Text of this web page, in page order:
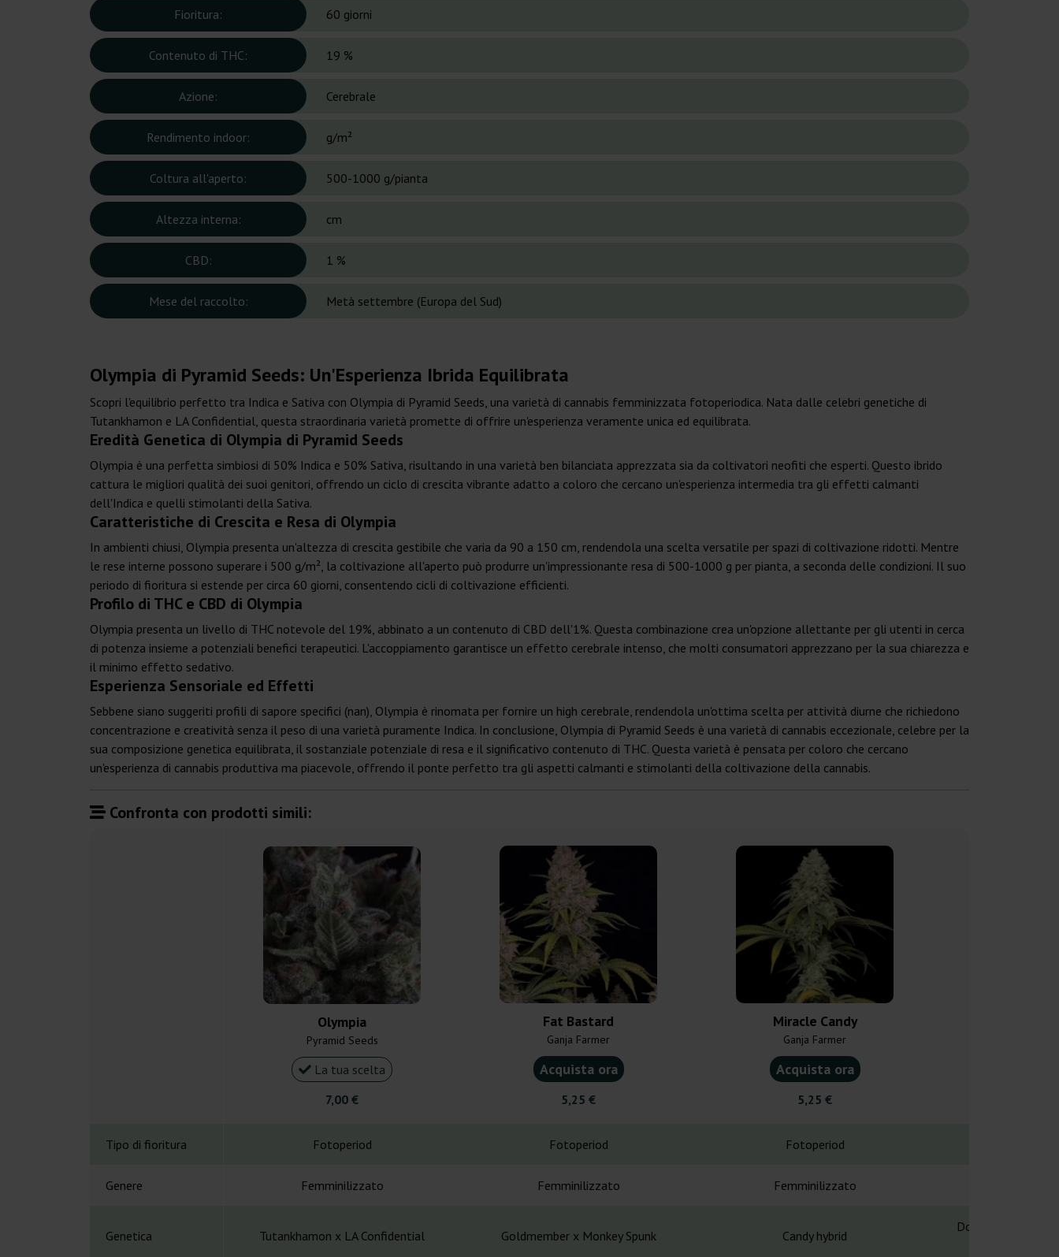
Fioritura: 60 giorni
Contenuto di THC: 19 %
Azione: Cerebrale
Rendimento indoor: g/m²
Coltura all'aperto: 500-1000 g/pianta
Altezza interna: cm
CBD: 1 %
Mese del raccolto: Metà settembre (Europa del Sud)
Olympia di Pyramid Seeds: Un'Esperienza Ibrida Equilibrata
Scopri l'equilibrio perfetto tra Indica e Sativa con Olympia di Pyramid Seeds, una varietà di cannabis femminizzata fotoperiodica. Nata dalle celebri genetiche di
Tutankhamon e LA Confidential, questa straordinaria varietà promette di offrire un'esperienza veramente unica ed equilibrata.
Eredità Genetica di Olympia di Pyramid Seeds
Olympia è una perfetta simbiosi di 50% Indica e 50% Sativa, risultando in una varietà ben bilanciata apprezzata sia da coltivatori neofiti che esperti. Questo ibrido
cattura le migliori qualità dei suoi genitori, offrendo un ciclo di crescita vibrante adatto a coloro che cercano un'esperienza intermedia tra gli effetti calmanti
dell'Indica e quelli stimolanti della Sativa.
Caratteristiche di Crescita e Resa di Olympia
In ambienti chiusi, Olympia presenta un'altezza di crescita gestibile che varia da 90 a 150 cm, rendendola una scelta versatile per spazi di coltivazione ridotti. Mentre
le rese interne possono superare i 500 g/m², la coltivazione all'aperto può produrre un'impressionante resa di 500-1000 g per pianta, a seconda delle condizioni. Il suo
periodo di fioritura si estende per circa 60 giorni, consentendo cicli di coltivazione efficienti.
Profilo di THC e CBD di Olympia
Olympia presenta un livello di THC notevole del 19%, abbinato a un contenuto di CBD dell'1%. Questa combinazione crea un'opzione allettante per gli utenti in cerca
di potenza insieme a potenziali benefici terapeutici. L'accoppiamento garantisce un effetto cerebrale intenso, che molti consumatori apprezzano per la sua chiarezza e
il minimo effetto sedativo.
Esperienza Sensoriale ed Effetti
Sebbene siano suggeriti profili di sapore specifici (nan), Olympia è rinomata per fornire un high cerebrale, rendendola un'ottima scelta per attività diurne che richiedono
concentrazione e creatività senza il peso di una varietà puramente Indica. In conclusione, Olympia di Pyramid Seeds è una varietà di cannabis eccezionale, celebre per la
sua composizione genetica equilibrata, il sostanziale potenziale di resa e il significativo contenuto di THC. Questa varietà è pensata per coloro che cercano
un'esperienza di cannabis produttiva ma piacevole, offrendo il ponte perfetto tra gli aspetti calmanti e stimolanti della coltivazione della cannabis.
Confronta con prodotti simili:
Olympia
Pyramid Seeds
La tua scelta
7,00 €
Fat Bastard
Ganja Farmer
Acquista ora
5,25 €
Miracle Candy
Ganja Farmer
Acquista ora
5,25 €
Tipo di fioritura Fotoperiod Fotoperiod Fotoperiod
Genere Femminilizzato Femminilizzato Femminilizzato
Genetica Tutankhamon x LA Confidential Goldmember x Monkey Spunk Candy hybrid
DoSiDos x Mendo